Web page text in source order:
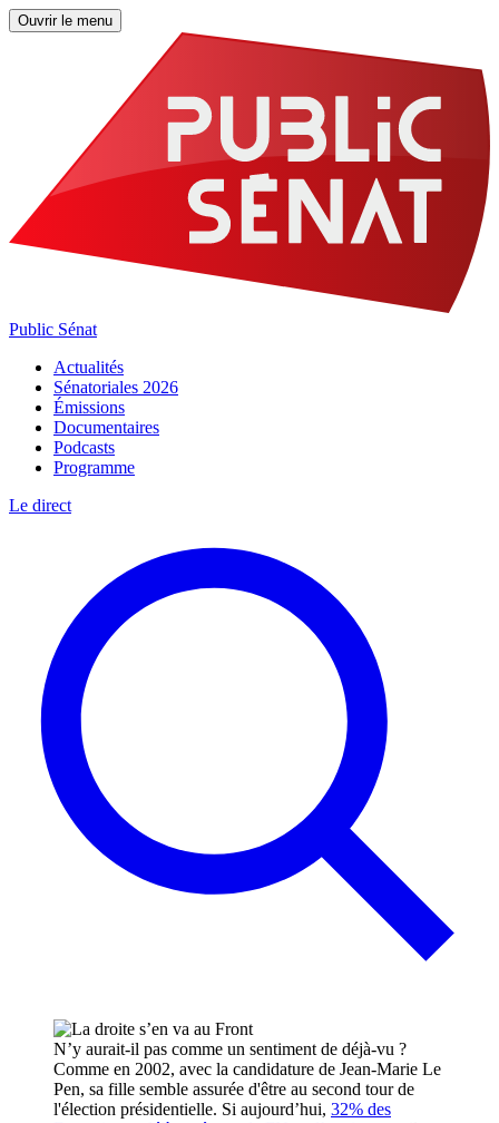
Ouvrir le menu
Public Sénat
Actualités
Sénatoriales 2026
Émissions
Documentaires
Podcasts
Programme
Le direct
N’y aurait-il pas comme un sentiment de déjà-vu ?
Comme en 2002, avec la candidature de Jean-Marie Le
Pen, sa fille semble assurée d'être au second tour de
l'élection présidentielle. Si aujourd’hui, 32% des